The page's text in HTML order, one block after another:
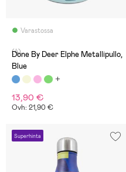
Varastossa
(4)
Done By Deer Elphe Metallipullo,
Blue
13,90 €
Ovh: 21,90 €
Superhinta